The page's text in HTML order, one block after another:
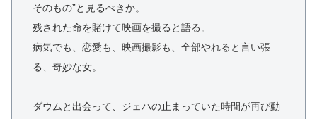
そのもの”と見るべきか。
残された命を賭けて映画を撮ると語る。
病気でも、恋愛も、映画撮影も、全部やれると言い張
る、奇妙な女。
ダウムと出会って、ジェハの止まっていた時間が再び動